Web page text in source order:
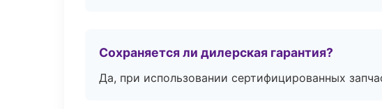
Сохраняется ли дилерская гарантия?
Да, при использовании сертифицированных